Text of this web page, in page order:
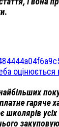
оцінюється
гаряче
школярів